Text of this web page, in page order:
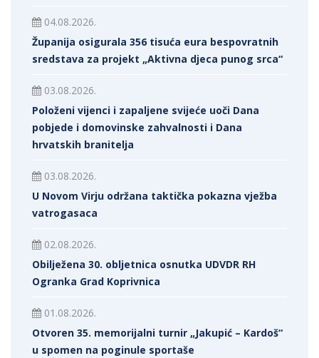
04.08.2026.
Županija osigurala 356 tisuća eura bespovratnih
sredstava za projekt „Aktivna djeca punog srca“
03.08.2026.
Položeni vijenci i zapaljene svijeće uoči Dana
pobjede i domovinske zahvalnosti i Dana
hrvatskih branitelja
03.08.2026.
U Novom Virju održana taktička pokazna vježba
vatrogasaca
02.08.2026.
Obilježena 30. obljetnica osnutka UDVDR RH
Ogranka Grad Koprivnica
01.08.2026.
Otvoren 35. memorijalni turnir „Jakupić – Kardoš“
u spomen na poginule sportaše